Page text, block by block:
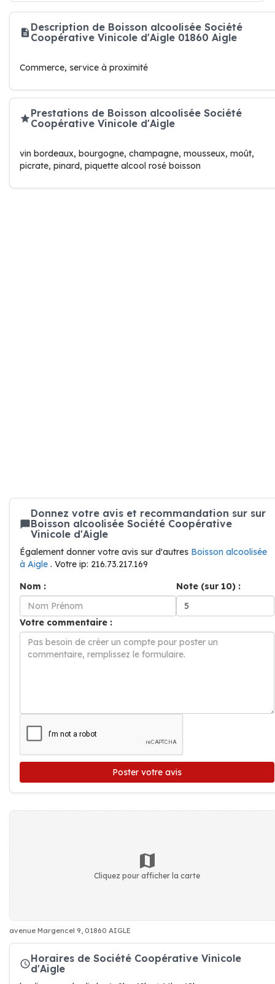
Description de Boisson alcoolisée Société
Coopérative Vinicole d'Aigle 01860 Aigle
Commerce, service à proximité
Prestations de Boisson alcoolisée Société
Coopérative Vinicole d'Aigle
vin bordeaux, bourgogne, champagne, mousseux, moût,
picrate, pinard, piquette alcool rosé boisson
Donnez votre avis et recommandation sur sur
Boisson alcoolisée Société Coopérative
Vinicole d'Aigle
Également donner votre avis sur d'autres Boisson alcoolisée
à Aigle . Votre ip: 216.73.217.169
Nom :
Note (sur 10) :
Votre commentaire :
Poster votre avis
Cliquez pour afficher la carte
avenue Margencel 9, 01860 AIGLE
Horaires de Société Coopérative Vinicole
d'Aigle